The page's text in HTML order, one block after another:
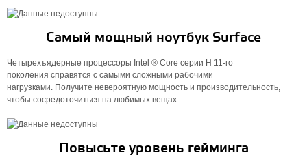
Самый мощный ноутбук Surface
Четырехъядерные процессоры Intel ® Core серии H 11-го
поколения справятся с самыми сложными рабочими
нагрузками. Получите невероятную мощность и производительность,
чтобы сосредоточиться на любимых вещах.
Повысьте уровень гейминга